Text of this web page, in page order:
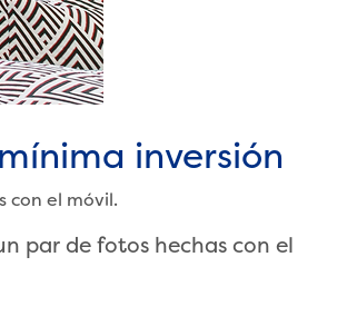
inversión
con el móvil.
par de fotos hechas con el